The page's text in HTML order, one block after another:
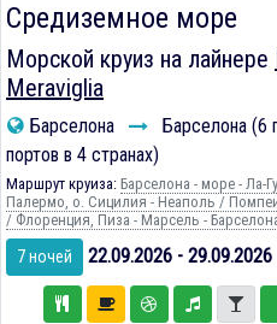
Средиземное море
Морской круиз на лайнере
Meraviglia
Барселона
Барселона (6
портов в 4 странах)
Маршрут круиза: Барселона - море - Ла-
Палермо, о. Сицилия - Неаполь /
/ Флоренция, Пиза - Марсель -
7 ночей 22.09.2026 - 29.09.2026